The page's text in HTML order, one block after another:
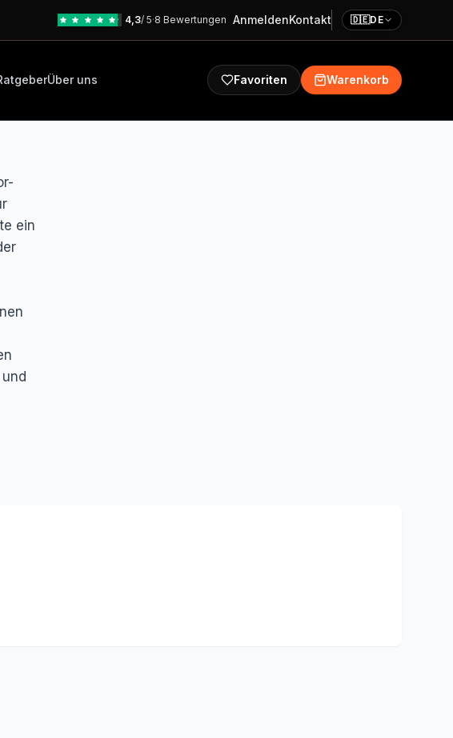
4,3/ 5·8 Bewertungen AnmeldenKontakt 🇩🇪DE
Über uns Favoriten Warenkorb
ein